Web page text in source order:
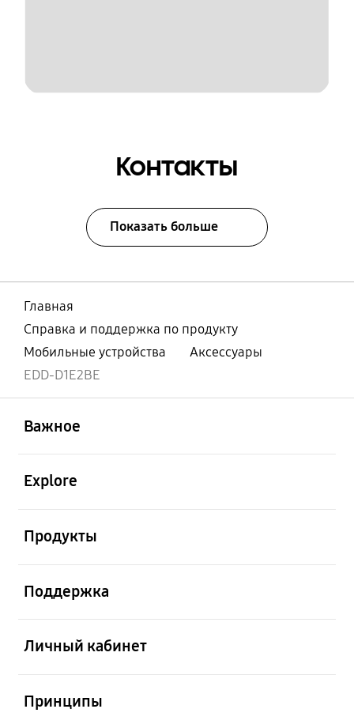
Контакты
Показать больше
Главная
Справка и поддержка по продукту
Мобильные устройства
Аксессуары
EDD-D1E2BE
Важное
Explore
Продукты
Поддержка
Личный кабинет
Принципы